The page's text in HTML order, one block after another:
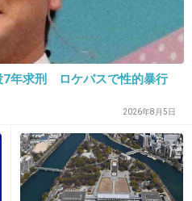
を言わなければいいの
ゲットになる
+202 -10
7年求刑 ロケバスで性的暴行
2026年8月5日